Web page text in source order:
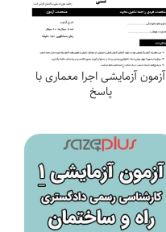
آزمون آزمایشی اجرا معماری با
پاسخ